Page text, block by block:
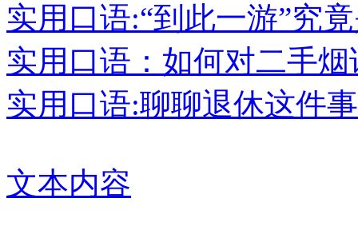
实用口语:“到此一游”究
实用口语：如何对二手烟
实用口语:聊聊退休这件事
文本内容